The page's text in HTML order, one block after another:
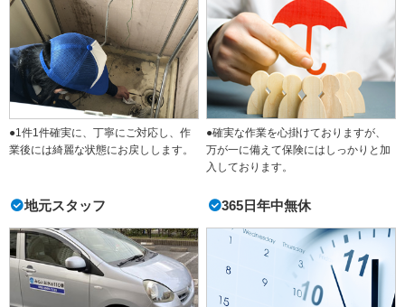
●1件1件確実に、丁寧にご対応し、作
業後には綺麗な状態にお戻しします。
●確実な作業を心掛けておりますが、
万が一に備えて保険にはしっかりと加
入しております。
地元スタッフ 365日年中無休